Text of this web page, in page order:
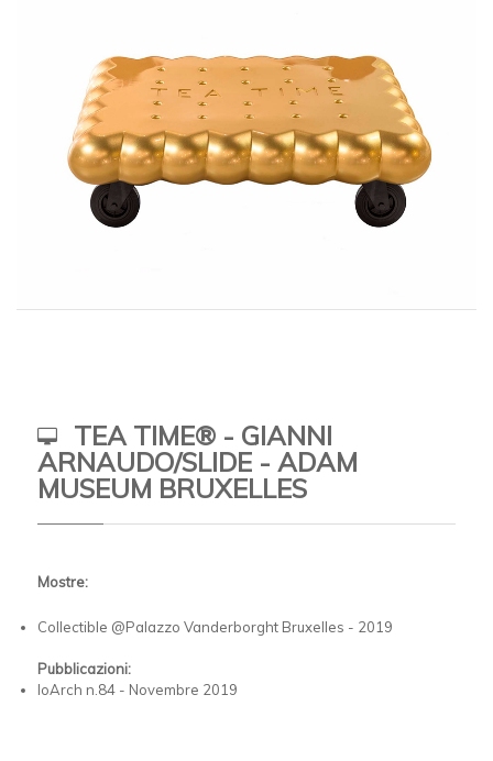
TEA TIME® - GIANNI
ARNAUDO/SLIDE - ADAM
MUSEUM BRUXELLES
Mostre:
Collectible @Palazzo Vanderborght Bruxelles - 2019
Pubblicazioni:
IoArch n.84 - Novembre 2019